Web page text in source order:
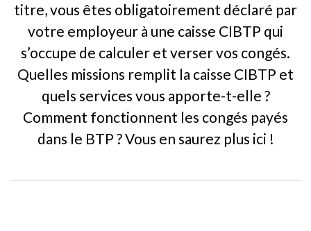
titre, vous êtes obligatoirement déclaré par
votre employeur à une caisse CIBTP qui
s’occupe de calculer et verser vos congés.
Quelles missions remplit la caisse CIBTP et
quels services vous apporte-t-elle ?
Comment fonctionnent les congés payés
dans le BTP ? Vous en saurez plus ici !